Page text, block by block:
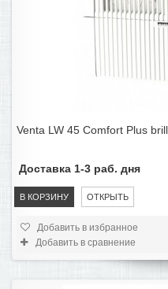
Venta LW 45 Comfort Plus
В КОРЗИНУ ОТКРЫТЬ
Доставка 1-3 раб. дня
Добавить в избранное
Добавить в сравнение